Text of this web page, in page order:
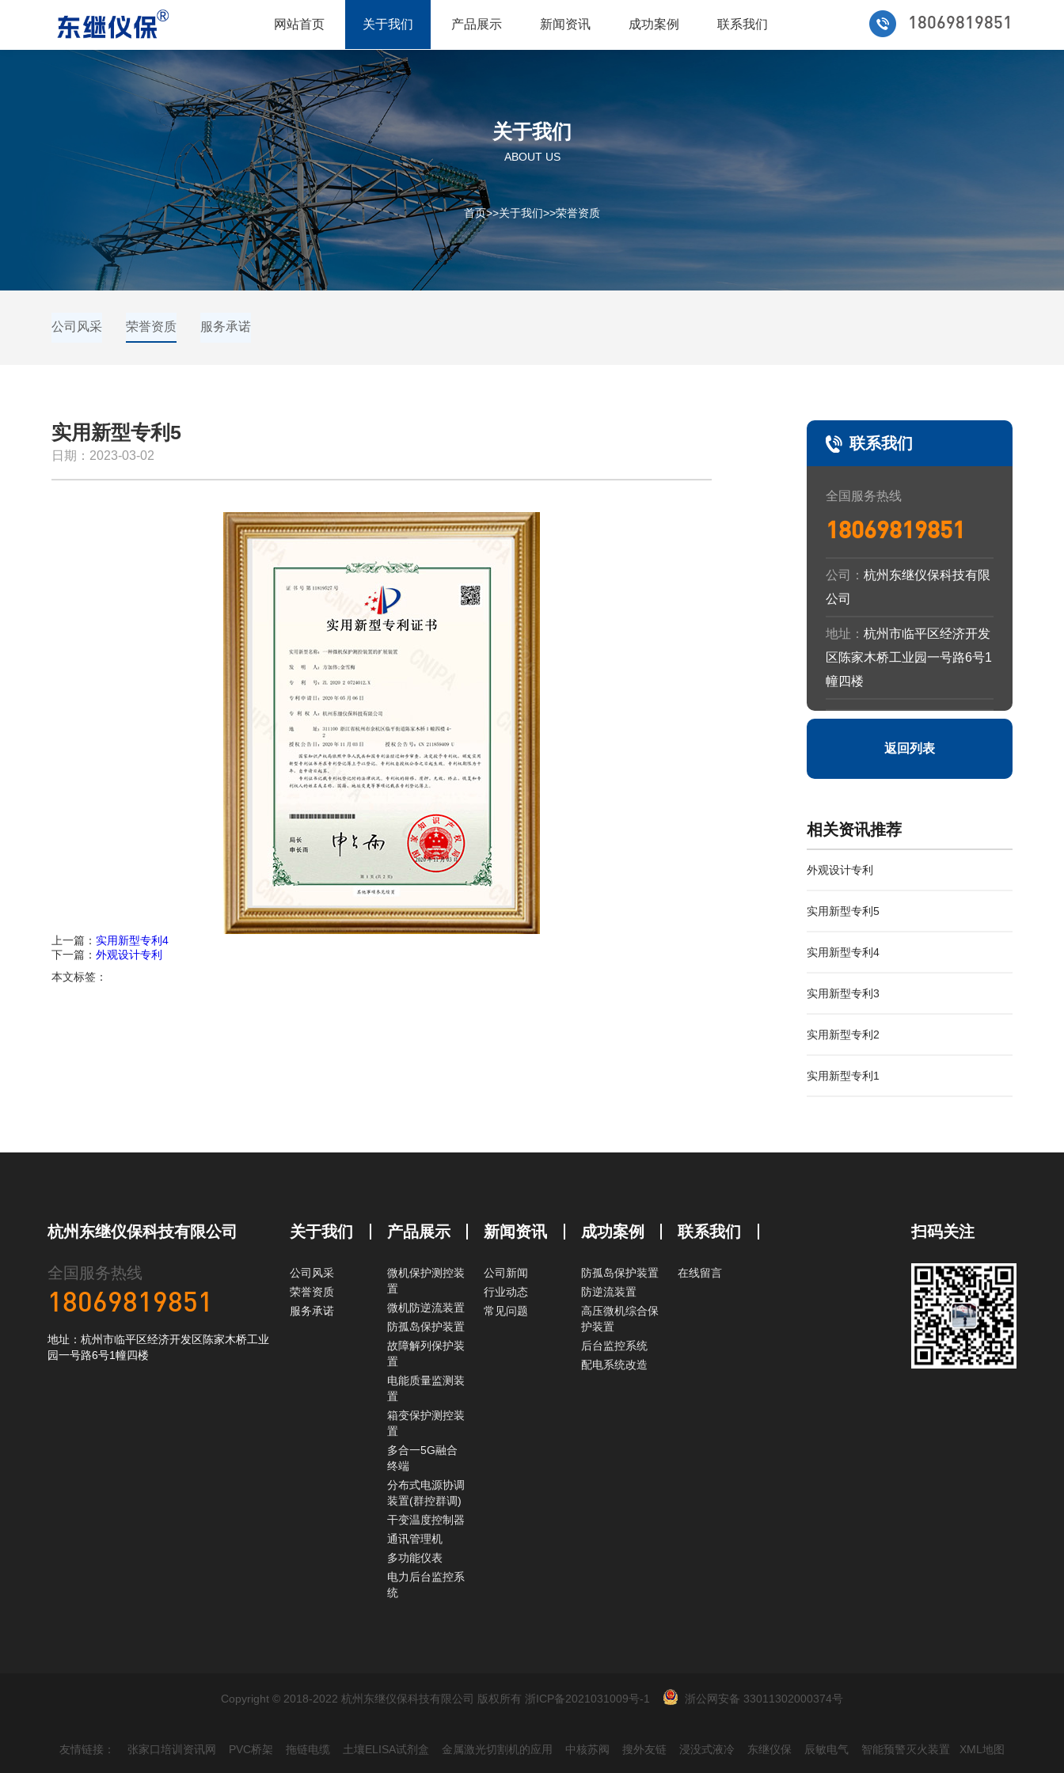
18069819851
网站首页 关于我们 产品展示 新闻资讯 成功案例 联系我们
关于我们
ABOUT US
首页>>关于我们>>荣誉资质
公司风采 荣誉资质 服务承诺
实用新型专利5
日期：2023-03-02
上一篇： 实用新型专利4
下一篇： 外观设计专利
本文标签：
联系我们
全国服务热线
18069819851
公司： 杭州东继仪保科技有限
公司
地址： 杭州市临平区经济开发
区陈家木桥工业园一号路6号1
幢四楼
返回列表
相关资讯推荐
外观设计专利
实用新型专利5
实用新型专利4
实用新型专利3
实用新型专利2
实用新型专利1
杭州东继仪保科技有限公司
全国服务热线
18069819851
地址：杭州市临平区经济开发区陈家木桥工业
园一号路6号1幢四楼
关于我们
公司风采
荣誉资质
服务承诺
产品展示
微机保护测控装
置
微机防逆流装置
防孤岛保护装置
故障解列保护装
置
电能质量监测装
置
箱变保护测控装
置
多合一5G融合
终端
分布式电源协调
装置(群控群调)
干变温度控制器
通讯管理机
多功能仪表
电力后台监控系
统
新闻资讯
公司新闻
行业动态
常见问题
成功案例
防孤岛保护装置
防逆流装置
高压微机综合保
护装置
后台监控系统
配电系统改造
联系我们
在线留言
扫码关注
Copyright © 2018-2022 杭州东继仪保科技有限公司 版权所有 浙ICP备2021031009号-1 浙公网安备 33011302000374号
友情链接： 张家口培训资讯网 PVC桥架 拖链电缆 土壤ELISA试剂盒 金属激光切割机的应用 中核苏阀 搜外友链 浸没式液冷 东继仪保 辰敏电气 智能预警灭火装置 XML地图